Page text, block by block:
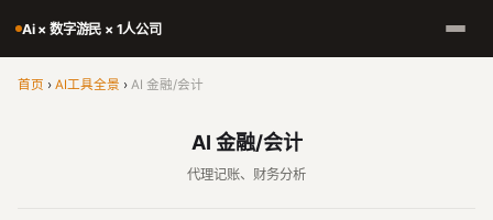
Ai × 数字游民 × 1人公司
首页 › AI工具全景 › AI 金融/会计
AI 金融/会计
代理记账、财务分析